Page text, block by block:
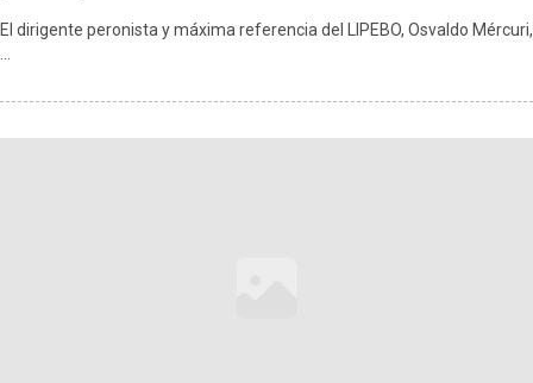
El dirigente peronista y máxima referencia del LIPEBO, Osvaldo Mércuri,